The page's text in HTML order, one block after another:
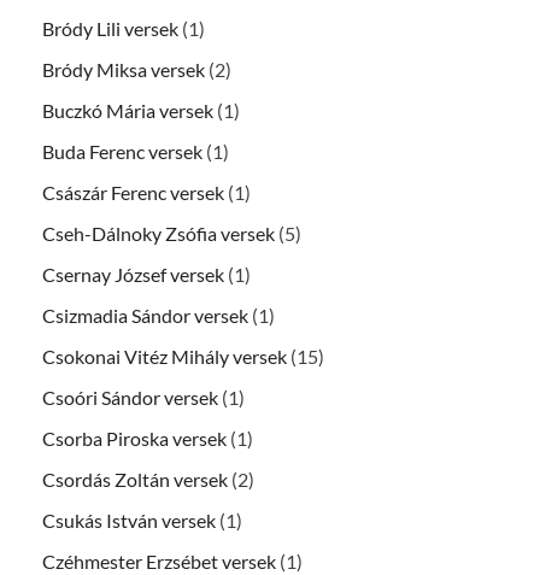
Bródy Lili versek (1)
Bródy Miksa versek (2)
Buczkó Mária versek (1)
Buda Ferenc versek (1)
Császár Ferenc versek (1)
Cseh-Dálnoky Zsófia versek (5)
Csernay József versek (1)
Csizmadia Sándor versek (1)
Csokonai Vitéz Mihály versek (15)
Csoóri Sándor versek (1)
Csorba Piroska versek (1)
Csordás Zoltán versek (2)
Csukás István versek (1)
Czéhmester Erzsébet versek (1)